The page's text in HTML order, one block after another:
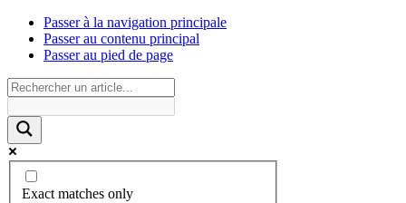
Passer à la navigation principale
Passer au contenu principal
Passer au pied de page
Exact matches only